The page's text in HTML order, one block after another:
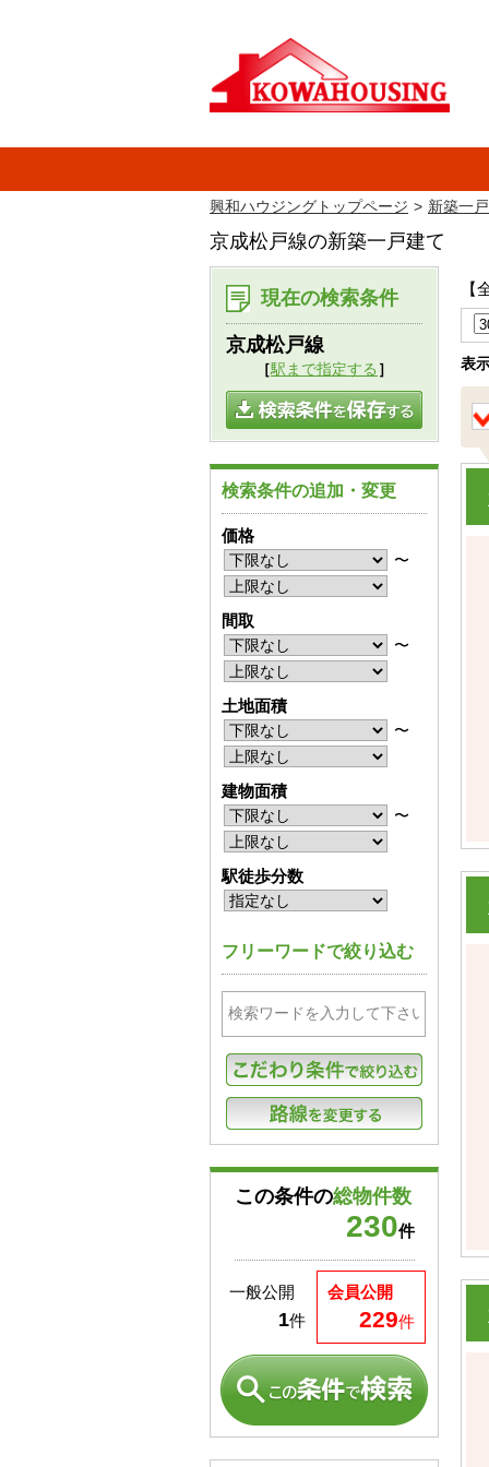
興和ハウジングトップページ 新築一
京成松戸線の新築一戸建て
【
表
現在の検索条件
京成松戸線
［駅まで指定する ］
検索条件の追加・変更
価格
〜
間取
〜
土地面積
〜
建物面積
〜
駅徒歩分数
フリーワードで絞り込む
この条件の総物件数
230件
会員公開
229件
一般公開
1件